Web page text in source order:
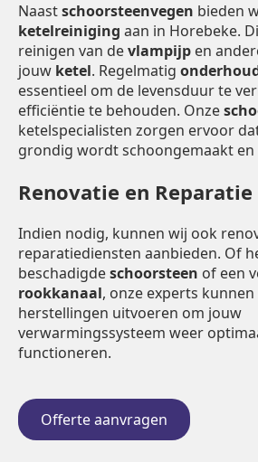
Naastschoorsteenvegen bieden
ketelreiniging aan in Horebeke.
reinigen van devlampijp en
jouw ketel. Regelmatig
essentieel om de levensduur te
efficiëntie te behouden. Onze
ketelspecialisten zorgen ervoor
grondig wordt schoongemaakt
Renovatie en Reparatie
Indien nodig, kunnen wij ook
reparatiediensten aanbieden. Of
beschadigdeschoorsteen of een
rookkanaal, onze experts
herstellingen uitvoeren om jouw
verwarmingssysteem weer
functioneren.
Offerte aanvragen